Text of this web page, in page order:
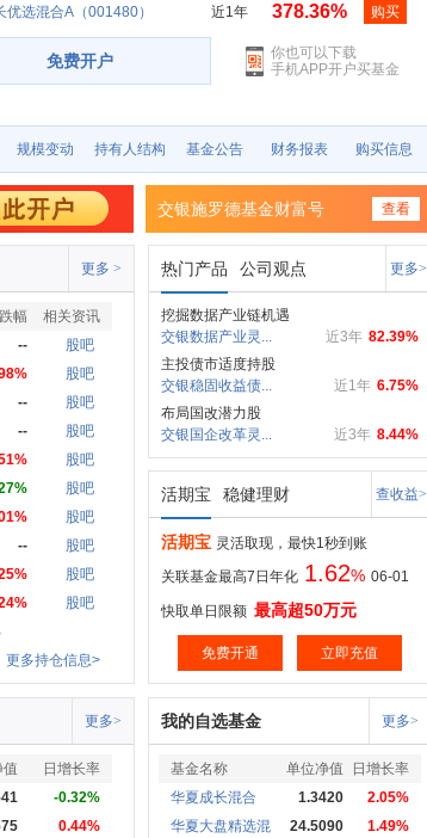
优选混合A（001480）
近1年 378.36% 购买
免费开户
你也可以下载
手机APP开户买基金
规模变动 持有人结构 基金公告 财务报表 购买信息
交银施罗德基金财富号 查看
更多 >
幅
相关资讯
--
股吧
股吧
--
股吧
--
股吧
股吧
股吧
股吧
--
股吧
股吧
股吧
更多持仓信息>
热门产品 公司观点 更多>
挖掘数据产业链机遇
82.39%
近3年
交银数据产业灵...
主投债市适度持股
6.75%
近1年
交银稳固收益债...
布局国改潜力股
8.44%
近3年
交银国企改革灵...
活期宝 稳健理财 查收益>
活期宝 灵活取现，最快1秒到账
关联基金最高7日年化 1.62% 06-01
快取单日限额 最高超50万元
免费开通 立即充值
更多>
值
日增长率
-0.32%
0.44%
我的自选基金 更多>
基金名称 单位净值
日增长率
华夏成长混合
1.3420
2.05%
华夏大盘精选混
24.5090
1.49%